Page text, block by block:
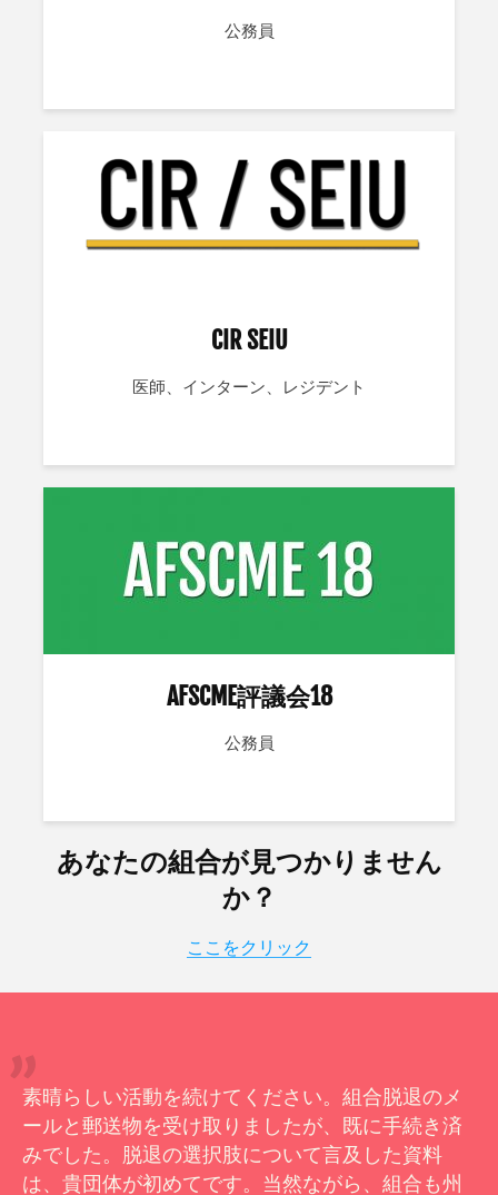
公務員
CIR SEIU
医師、インターン、レジデント
AFSCME評議会18
公務員
あなたの組合が見つかりません
か？
ここをクリック
素晴らしい活動を続けてください。組合脱退のメ
ールと郵送物を受け取りましたが、既に手続き済
みでした。脱退の選択肢について言及した資料
は、貴団体が初めてです。当然ながら、組合も州